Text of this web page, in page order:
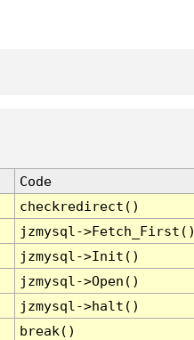
Code
checkredirect()
jzmysql-
jzmysql->Init()
jzmysql->Open()
jzmysql->halt()
break()